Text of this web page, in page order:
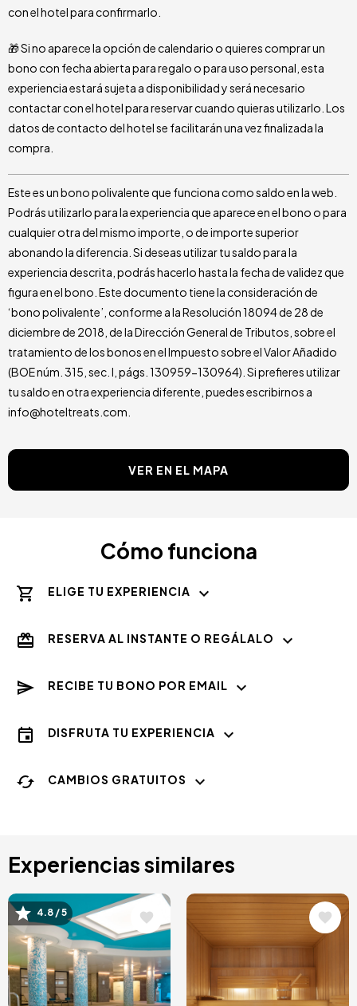
con el hotel para confirmarlo.
🎁 Si no aparece la opción de calendario o quieres comprar un
bono con fecha abierta para regalo o para uso personal, esta
experiencia estará sujeta a disponibilidad y será necesario
contactar con el hotel para reservar cuando quieras utilizarlo. Los
datos de contacto del hotel se facilitarán una vez finalizada la
compra.
Este es un bono polivalente que funciona como saldo en la web.
Podrás utilizarlo para la experiencia que aparece en el bono o para
cualquier otra del mismo importe, o de importe superior
abonando la diferencia. Si deseas utilizar tu saldo para la
experiencia descrita, podrás hacerlo hasta la fecha de validez que
figura en el bono. Este documento tiene la consideración de
‘bono polivalente’, conforme a la Resolución 18094 de 28 de
diciembre de 2018, de la Dirección General de Tributos, sobre el
tratamiento de los bonos en el Impuesto sobre el Valor Añadido
(BOE núm. 315, sec. I, págs. 130959-130964). Si prefieres utilizar
tu saldo en otra experiencia diferente, puedes escribirnos a
info@hoteltreats.com.
VER EN EL MAPA
Cómo funciona
ELIGE TU EXPERIENCIA
RESERVA AL INSTANTE O REGÁLALO
RECIBE TU BONO POR EMAIL
DISFRUTA TU EXPERIENCIA
CAMBIOS GRATUITOS
Experiencias similares
Image
4.8 / 5 Image